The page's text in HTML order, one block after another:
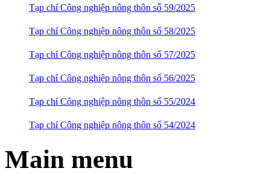
Tạp chí Công nghiệp nông thôn số 59/2025
Tạp chí Công nghiệp nông thôn số 58/2025
Tạp chí Công nghiệp nông thôn số 57/2025
Tạp chí Công nghiệp nông thôn số 56/2025
Tạp chí Công nghiệp nông thôn số 55/2024
Tạp chí Công nghiệp nông thôn số 54/2024
Main menu